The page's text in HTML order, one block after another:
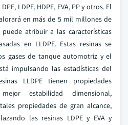
LDPE, HDPE, EVA, PP y otros. El
en más de 5 mil millones de
atribuir a las características
en LLDPE. Estas resinas se
gases de tanque automotriz y el
impulsando las estadísticas del
LLDPE tienen propiedades
estabilidad dimensional,
propiedades de gran alcance,
las resinas LDPE y EVA y